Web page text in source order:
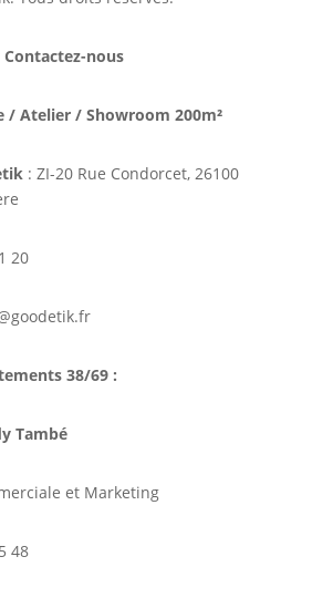
Contactez-nous
/ Atelier / Showroom 200m²
: ZI-20 Rue Condorcet, 26100
20
38/69 :
També
et Marketing
48